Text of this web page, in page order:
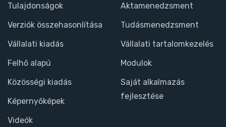
Tulajdonságok
Verziók összehasonlítása
Vállalati kiadás
Felhő alapú
Közösségi kiadás
Képernyőképek
Videók
Aktamenedzsment
Tudásmenedzsment
Vállalati tartalomkezelés
Modulok
Saját alkalmazás
fejlesztése